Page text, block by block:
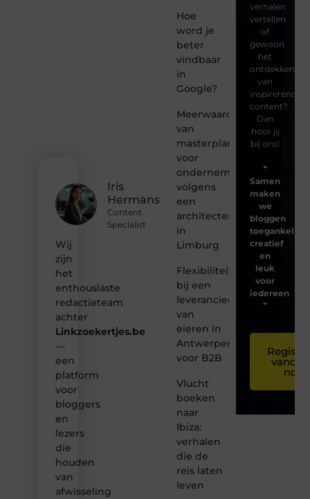
Iris
Hermans
Content
Specialist
Wij
zijn
het
enthousiaste
redactieteam
achter
Linkzoekertjes.be
—
een
platform
voor
bloggers
en
lezers
die
houden
van
afwisseling
Hoe
word je
beter
vindbaar
in
Google?
Meerwaarde
van
masterplanning
voor
ondernemingen
volgens
een
architectenbureau
in
Limburg
Flexibiliteit
bij een
leverancier
van
eieren in
Antwerpen
voor B2B
Vlucht
boeken
naar
Ibiza:
verhalen
die de
reis laten
leven
verhalen
vertellen
of
gewoon
het
ontdekken
van
inspirerende
content?
Dan
hoor jij
bij ons!
❝
Samen
maken
we
bloggen
toegankelijk,
creatief
en
leuk
voor
iedereen
❞
nog